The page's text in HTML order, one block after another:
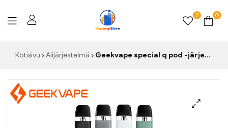
2 0
Kotisivu Alijärjestelmä Geekvape special q pod -järjestelmäsarja 1000mah akku 2ml täytettävä höyrystin sähkösavuke mtl rdtl vape kynä